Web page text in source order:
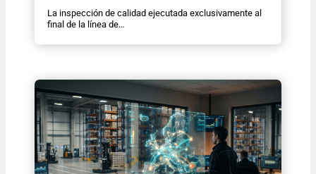
La inspección de calidad ejecutada exclusivamente al
final de la línea de…